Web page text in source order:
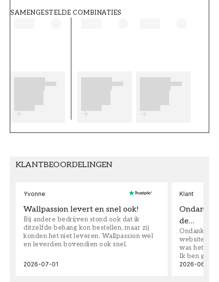
SAMENGESTELDE COMBINATIES
KLANTBEOORDELINGEN
Yvonne
Wallpassion levert en snel ook!
Bij andere bedrijven stond ook dat ik
ditzelfde behang kon bestellen, maar zij
konden het niet leveren. Wallpassion wel
en leverden bovendien ook snel.
2026-07-01
Klant
Ondanks
de…
Ondanks
website
was het
Ik ben
2026-06-08